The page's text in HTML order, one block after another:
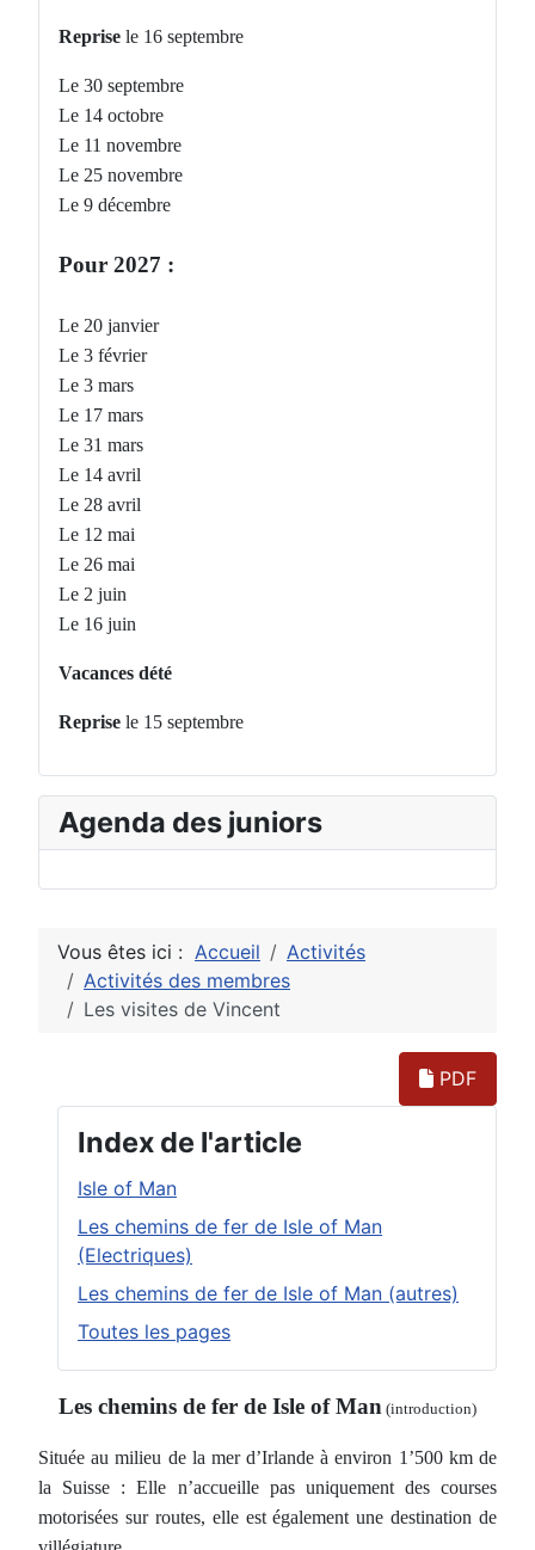
Reprise le 16 septembre
Le 30 septembre
Le 14 octobre
Le 11 novembre
Le 25 novembre
Le 9 décembre
Pour 2027 :
Le 20 janvier
Le 3 février
Le 3 mars
Le 17 mars
Le 31 mars
Le 14 avril
Le 28 avril
Le 12 mai
Le 26 mai
Le 2 juin
Le 16 juin
Vacances dété
Reprise le 15 septembre
Agenda des juniors
Vous êtes ici : Accueil
Activités
Activités des membres
Les visites de Vincent
PDF
Index de l'article
Isle of Man
Les chemins de fer de Isle of Man
(Electriques)
Les chemins de fer de Isle of Man (autres)
Toutes les pages
Les chemins de fer de Isle of Man (introduction)
Située au milieu de la mer d’Irlande à environ 1’500 km de
la Suisse : Elle n’accueille pas uniquement des courses
motorisées sur routes, elle est également une destination de